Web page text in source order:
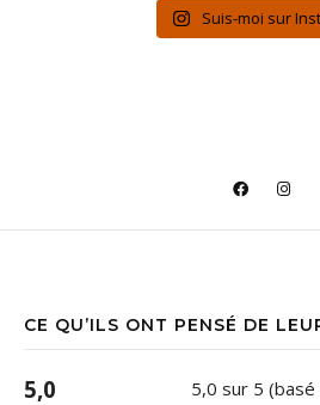
Suis-moi sur
CE QU’ILS ONT PENSÉ DE
5,0 5,0 sur 5